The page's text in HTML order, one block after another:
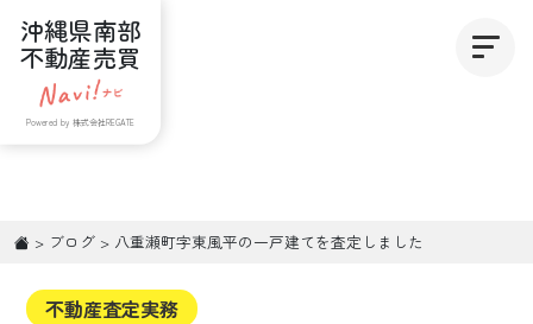
沖縄県南部
不動産売買
Powered by 株式会社REGATE
> ブログ > 八重瀬町字東風平の一戸建てを査定しました
不動産査定実務